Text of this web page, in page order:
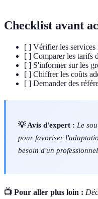
Checklist avant
[ ] Vérifier les services
[ ] Comparer les tarifs
[ ] S'informer sur les
[ ] Chiffrer les coûts
[ ] Demander des
💡 Avis d'expert : Le
pour favoriser
besoin d'un
📺 Pour aller plus loin :